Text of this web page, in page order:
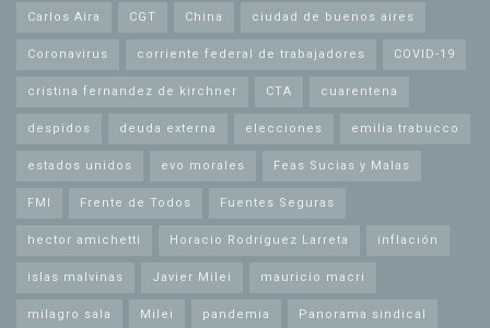
Carlos Aira CGT China ciudad de buenos aires
Coronavirus corriente federal de trabajadores COVID-19
cristina fernandez de kirchner CTA cuarentena
despidos deuda externa elecciones emilia trabucco
estados unidos evo morales Feas Sucias y Malas
FMI Frente de Todos Fuentes Seguras
hector amichetti Horacio Rodríguez Larreta inflación
islas malvinas Javier Milei mauricio macri
milagro sala Milei pandemia Panorama sindical